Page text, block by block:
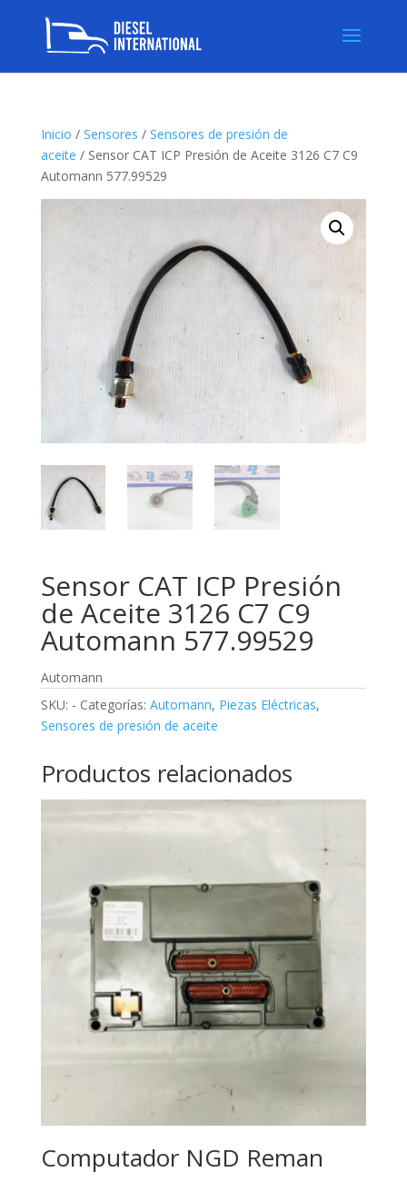
Inicio / Sensores / Sensores de presión de
aceite / Sensor CAT ICP Presión de Aceite 3126 C7 C9
Automann 577.99529
Sensor CAT ICP Presión
de Aceite 3126 C7 C9
Automann 577.99529
Automann
SKU: - Categorías: Automann, Piezas Eléctricas,
Sensores de presión de aceite
Productos relacionados
Computador NGD Reman